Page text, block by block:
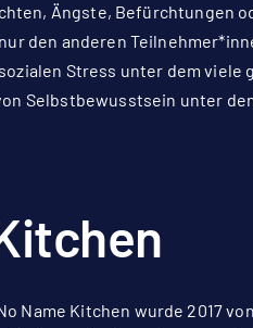
Ängste, Befürchtungen
den anderen
Stress unter dem
Selbstbewusstsein unter
Name Kitchen wurde 2017